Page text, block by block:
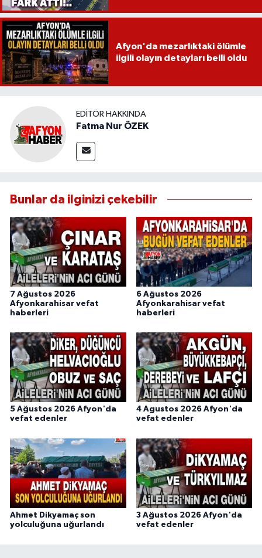
Afyon'da mezarlıktaki ölümle
ilgili olayın detayları belli oldu
EDITÖR HAKKINDA
Fatma Nur ÖZEK
Bunlar da ilginizi çekebilir
7 Ağustos 2026
Afyonkarahisar vefat
haberleri
6 Ağustos 2026
Afyonkarahisar vefat
haberleri
5 Ağustos 2026 Afyon'da
vefat edenler
4 Agustos 2026 Afyon'da
vefat edenler
Ahmet Dikyamaç son
yolculuğuna uğurlandı
3 Ağustos 2026 Afyon'da
vefat edenler